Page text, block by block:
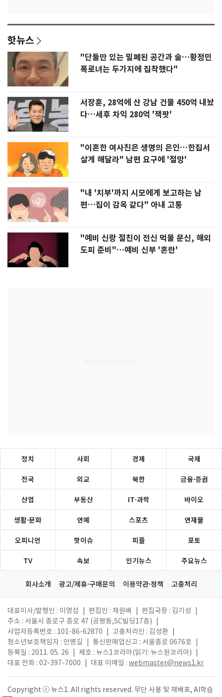
핫뉴스
"단둘만 있는 밀폐된 공간과 술…황정민
폭로녀는 두가지에 집착했다"
서장훈, 28억에 산 강남 건물 450억 내놨
다…세후 차익 280억 '잭팟'
"이혼한 여사친은 생명의 은인…한집서
살게 해달라" 남편 요구에 '절망'
"내 '치부'까지 시모에게 보고하는 남
편…집이 감옥 같다" 아내 고통
"예비 신랑 절친이 전신 먹물 문신, 해외
도피 준비"…예비 신부 '혼란'
정치 사회 경제 국제
전국 외교 북한 금융·증권
산업 부동산 IT·과학 바이오
생활·문화 연예 스포츠 연재물
오피니언 핫이슈 피플 포토
TV 속보 인기뉴스 주요뉴스
회사소개 광고/제휴·구매문의 이용약관·정책 고충처리
대표이사/발행인 : 이영섭 편집인 : 채원배 편집국장 : 김기성
주소 : 서울시 종로구 종로 47 (공평동,SC빌딩17층)
사업자등록번호 : 101-86-62870
고충처리인 : 김성환
청소년보호책임자 : 안병길
통신판매업신고 : 서울종로 0676호
등록일 : 2011. 05. 26
제호 : 뉴스1코리아(읽기: 뉴스원코리아)
대표 전화 : 02-397-7000
대표 이메일 : webmaster@news1.kr
Copyright ⓒ 뉴스1. All rights reserved. 무단 사용 및 재배포, AI학습